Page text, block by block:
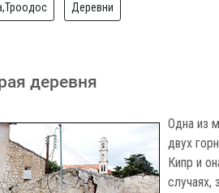
Деревни
деревня
Одна из
двух
Кипр и
случаях,